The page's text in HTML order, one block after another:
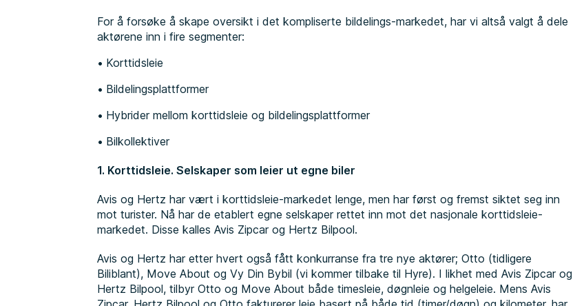
For å forsøke å skape oversikt i det kompliserte bildelings-markedet, har vi altså valgt å dele
aktørene inn i fire segmenter:
Korttidsleie
Bildelingsplattformer
Hybrider mellom korttidsleie og bildelingsplattformer
Bilkollektiver
1. Korttidsleie. Selskaper som leier ut egne biler
Avis og Hertz har vært i korttidsleie-markedet lenge, men har først og fremst siktet seg inn
mot turister. Nå har de etablert egne selskaper rettet inn mot det nasjonale korttidsleie-
markedet. Disse kalles Avis Zipcar og Hertz Bilpool.
Avis og Hertz har etter hvert også fått konkurranse fra tre nye aktører; Otto (tidligere
Biliblant), Move About og Vy Din Bybil (vi kommer tilbake til Hyre). I likhet med Avis Zipcar og
Hertz Bilpool, tilbyr Otto og Move About både timesleie, døgnleie og helgeleie. Mens Avis